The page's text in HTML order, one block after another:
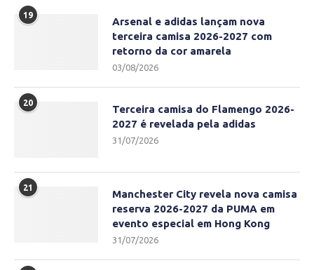
19
Arsenal e adidas lançam nova
terceira camisa 2026-2027 com
retorno da cor amarela
03/08/2026
20
Terceira camisa do Flamengo 2026-
2027 é revelada pela adidas
31/07/2026
21
Manchester City revela nova camisa
reserva 2026-2027 da PUMA em
evento especial em Hong Kong
31/07/2026